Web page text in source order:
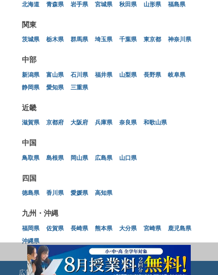
北海道 青森県 岩手県 宮城県 秋田県 山形県 福島県
関東
茨城県 栃木県 群馬県 埼玉県 千葉県 東京都 神奈川県
中部
新潟県 富山県 石川県 福井県 山梨県 長野県
岐阜県
静岡県
愛知県 三重県
近畿
滋賀県 京都府 大阪府 兵庫県 奈良県 和歌山県
中国
鳥取県 島根県 岡山県 広島県 山口県
四国
徳島県 香川県 愛媛県 高知県
九州・沖縄
福岡県 佐賀県 長崎県 熊本県 大分県 宮崎県
鹿児島県
沖縄県
広告掲載のお問い合わせ サイトマップ